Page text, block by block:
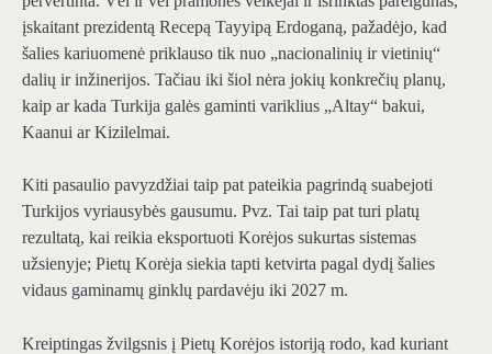
įskaitant prezidentą Recepą Tayyipą Erdoganą, pažadėjo, kad
šalies kariuomenė priklauso tik nuo „nacionalinių ir vietinių“
dalių ir inžinerijos. Tačiau iki šiol nėra jokių konkrečių planų,
kaip ar kada Turkija galės gaminti variklius „Altay“ bakui,
Kaanui ar Kizilelmai.
Kiti pasaulio pavyzdžiai taip pat pateikia pagrindą suabejoti
Turkijos vyriausybės gausumu. Pvz. Tai taip pat turi platų
rezultatą, kai reikia eksportuoti Korėjos sukurtas sistemas
užsienyje; Pietų Korėja siekia tapti ketvirta pagal dydį šalies
vidaus gaminamų ginklų pardavėju iki 2027 m.
Kreiptingas žvilgsnis į Pietų Korėjos istoriją rodo, kad kuriant